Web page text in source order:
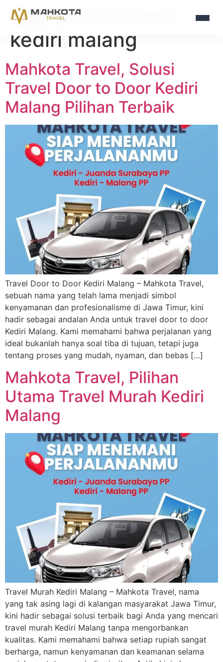
Tag:promo travel
kediri malang
Mahkota Travel, Solusi
Travel Door to Door Kediri
Malang Pilihan Terbaik
Travel Door to Door Kediri Malang – Mahkota Travel,
sebuah nama yang telah lama menjadi simbol
kenyamanan dan profesionalisme di Jawa Timur, kini
hadir sebagai andalan Anda untuk travel door to door
Kediri Malang. Kami memahami bahwa perjalanan yang
ideal bukanlah hanya soal tiba di tujuan, tetapi juga
tentang proses yang mudah, nyaman, dan bebas […]
Mahkota Travel, Pilihan
Utama Travel Murah Kediri
Malang
Travel Murah Kediri Malang – Mahkota Travel, nama
yang tak asing lagi di kalangan masyarakat Jawa Timur,
kini hadir sebagai solusi terbaik bagi Anda yang mencari
travel murah Kediri Malang tanpa mengorbankan
kualitas. Kami memahami bahwa setiap rupiah sangat
berharga, namun kenyamanan dan keamanan selama